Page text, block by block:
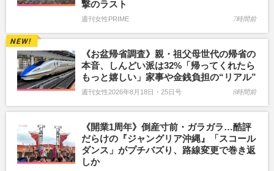
撃のラスト
週刊女性PRIME 7時間前
《お盆帰省調査》親・祖父母世代の帰省の
本音、しんどい派は32%「帰ってくれたら
もっと嬉しい」家事や金銭負担の“リアル”
週刊女性2026年8月18日・25日号 8時間前
《開業1周年》倒産寸前・ガラガラ…酷評
だらけの『ジャングリア沖縄』「スコール
ダンス」がプチバズり、路線変更で巻き返
しか